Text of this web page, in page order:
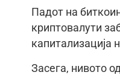
Падот на
криптовалути
капитализација
Засега, нивото